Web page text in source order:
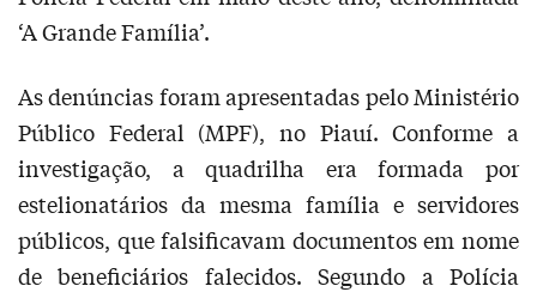
‘A Grande Família’.
As denúncias foram apresentadas pelo Ministério
Público Federal (MPF), no Piauí. Conforme a
investigação, a quadrilha era formada por
estelionatários da mesma família e servidores
públicos, que falsificavam documentos em nome
de beneficiários falecidos. Segundo a Polícia